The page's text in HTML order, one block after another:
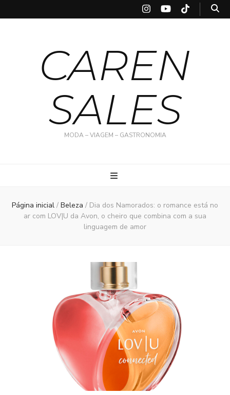
CAREN
SALES
MODA – VIAGEM – GASTRONOMIA
Página inicial / Beleza / Dia dos Namorados: o romance está no
ar com LOV|U da Avon, o cheiro que combina com a sua
linguagem de amor